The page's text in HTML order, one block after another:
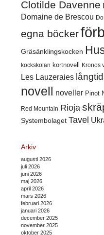
Clotilde Davenne
Domaine de Brescou
egna böcker
Gräsänklingskocken
kockskolan kortnovell Kronos
Les Lauzeraies
novell noveller Pinot
Red Mountain Rioja
Systembolaget Tavel
Arkiv
augusti 2026
juli 2026
juni 2026
maj 2026
april 2026
mars 2026
februari 2026
januari 2026
december 2025
november 2025
oktober 2025